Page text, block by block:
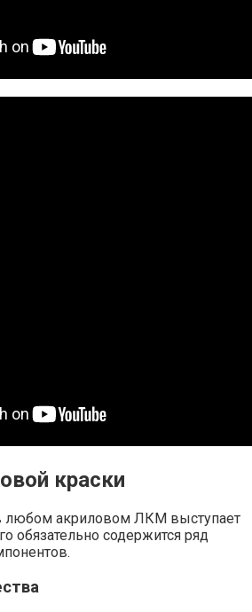
краски
любом акриловом ЛКМ выступает
обязательно содержится ряд